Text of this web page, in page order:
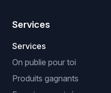
Services
Services
On publie pour toi
Produits gagnants